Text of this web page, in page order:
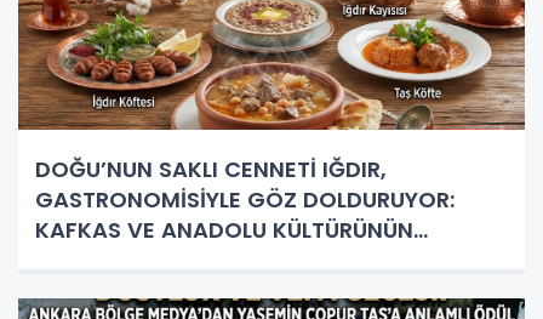
DOĞU’NUN SAKLI CENNETİ IĞDIR,
GASTRONOMİSİYLE GÖZ DOLDURUYOR:
KAFKAS VE ANADOLU KÜLTÜRÜNÜN